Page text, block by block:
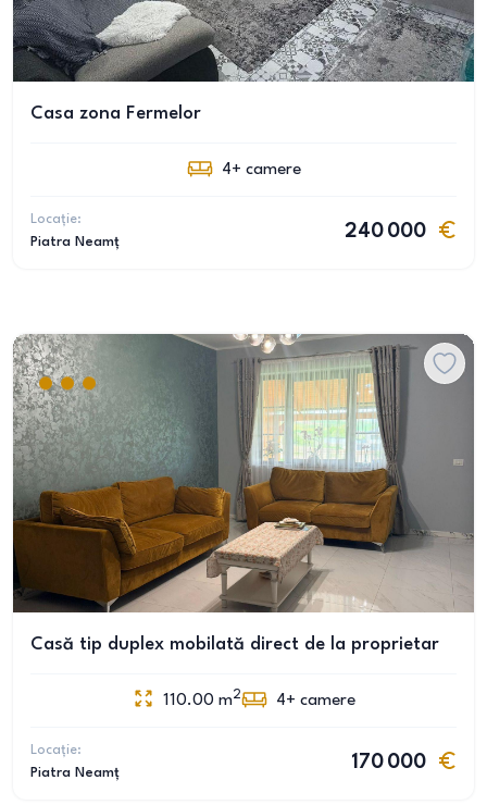
Casa zona Fermelor
4+ camere
Locație:
Piatra Neamț
240 000
Casă tip duplex mobilată direct de la proprietar
110.00 m2 4+ camere
Locație:
Piatra Neamț
170 000